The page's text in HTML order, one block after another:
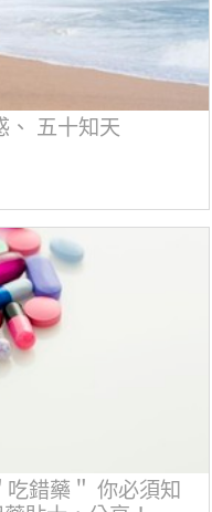
、 五十知天
錯藥＂ 你必須知